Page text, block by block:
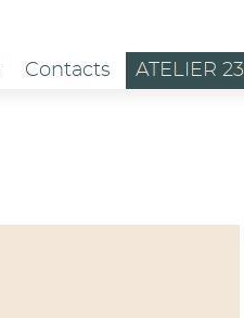
Contacts ATELIER 231